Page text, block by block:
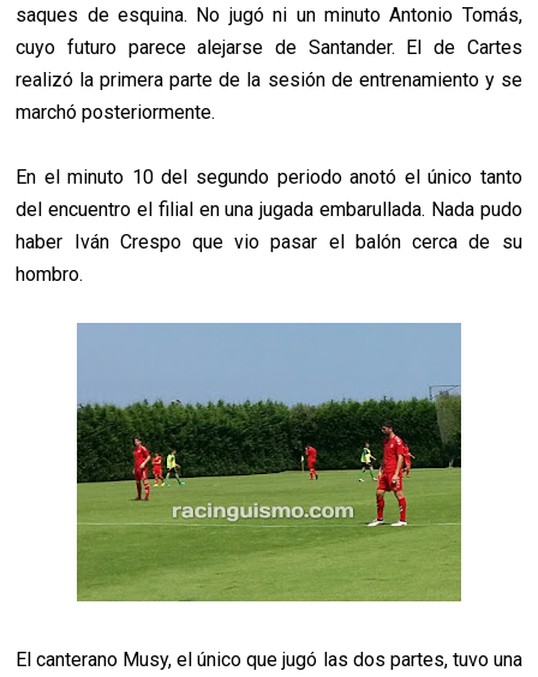
saques de esquina. No jugó ni un minuto Antonio Tomás,
cuyo futuro parece alejarse de Santander. El de Cartes
realizó la primera parte de la sesión de entrenamiento y se
marchó posteriormente.
En el minuto 10 del segundo periodo anotó el único tanto
del encuentro el filial en una jugada embarullada. Nada pudo
haber Iván Crespo que vio pasar el balón cerca de su
hombro.
El canterano Musy, el único que jugó las dos partes, tuvo una